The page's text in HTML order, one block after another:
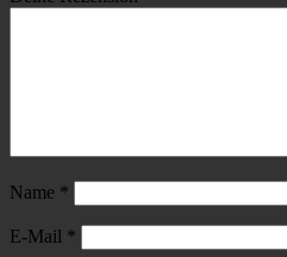
Name *
E-Mail *